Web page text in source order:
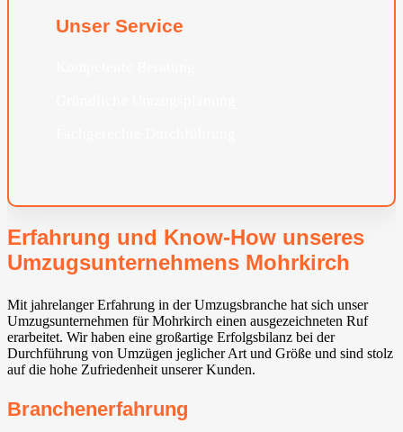
Unser Service
Erfahrung und Know-How unseres
Umzugsunternehmens Mohrkirch
Mit jahrelanger Erfahrung in der Umzugsbranche hat sich unser
Umzugsunternehmen für Mohrkirch einen ausgezeichneten Ruf
erarbeitet. Wir haben eine großartige Erfolgsbilanz bei der
Durchführung von Umzügen jeglicher Art und Größe und sind stolz
auf die hohe Zufriedenheit unserer Kunden.
Branchenerfahrung